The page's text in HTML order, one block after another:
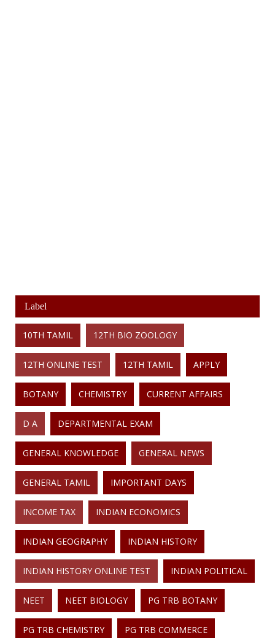
Label
10TH TAMIL 12TH BIO ZOOLOGY
12TH ONLINE TEST 12TH TAMIL APPLY
BOTANY CHEMISTRY CURRENT AFFAIRS
D A DEPARTMENTAL EXAM
GENERAL KNOWLEDGE GENERAL NEWS
GENERAL TAMIL IMPORTANT DAYS
INCOME TAX INDIAN ECONOMICS
INDIAN GEOGRAPHY INDIAN HISTORY
INDIAN HISTORY ONLINE TEST INDIAN POLITICAL
NEET NEET BIOLOGY PG TRB BOTANY
PG TRB CHEMISTRY PG TRB COMMERCE